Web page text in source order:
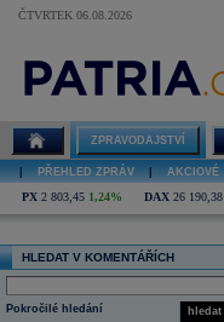
ČTVRTEK 06.08.2026
ZPRAVODAJSTVÍ
PŘEHLED ZPRÁV AKCIOVÉ
PX 2 803,45 1,24% DAX 26 190,38
HLEDAT V KOMENTÁŘÍCH
hledat
Pokročilé hledání